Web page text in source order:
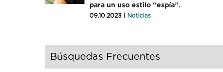
para un uso estilo “espía”.
09.10.2023 | Noticias
Búsquedas Frecuentes